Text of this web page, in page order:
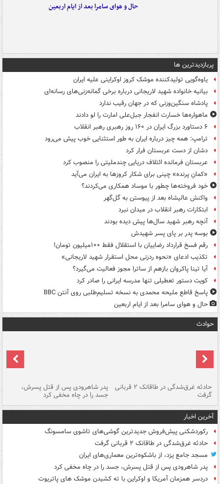
حال و هوای سامرا بعد از ایام اربعین
پربازدیدترین ها
یاوه‌گویی تولیدکننده موشک کروز اوکراینی علیه ایران
بیانیه خانواده شهید لاریجانی درباره برخی گمانه‌زنی‌های رسانه‌ای
پادشاه سنگین‌وزنی که در جهان رقیب ندارد
ماهواره‌ها خسارت انفجار جبل‌علی امارت را لو دادند
۶ دستاورد بزرگ ایران در ۱۶۰ روز رهبری رهبر انقلاب
ترامپ: همه چیز درباره ایران به طور استثنایی خوب پیش می‌رود
دشان از دست عربستان فرار کرد
عربستان فرمانده ائتلاف دریایی چندملیتی را منصوب کرد
«کمانِ پرنده» چینی برای شکار کروزها به ایران می‌آید
خود فروخته‌ها چطور با موساد همکاری می‌کردند؟
واکنش عالیشاه بعد از پیوستن به گل‌گهر
ابتکارات رهبر انقلاب در میدان نبرد
آنچه رهبر شهید سال‌ها پیش دیده بودند
بوسه‌ پدر بر پای پسر شهیدش
رقم فسخ قرارداد رضاییان با استقلال فقط ۱۰۰میلیون تومان!
تکذیب ادعای «نحوه ردزنی محل استقرار شهید لاریجانی»
آیا تینا پاکروان بازهم از ساترا مجوز فعالیت می‌گیرد؟
کویت دستور تعطیلی تنها مدرسه ایرانی را صادر کرد
پاسخ قاطع ملیحه محمدی به نسخه تسلیم‌طلبی روی آنتن BBC
حال و هوای سامرا بعد از ایام اربعین
حوادث
حادثه غرق‌شدگی در طاقانک ۲ قربانی
گرفت
پدر شاهرودی پس از قتل پسرش،
جسد را در چاه مخفی کرد
آخرین اخبار
رکوردشکنی پیش‌فروش جدیدترین گوشی‌های تاشوی سامسونگ
حادثه غرق‌شدگی در طاقانک ۲ قربانی گرفت
مسجد جامع یزد، از باشکوه‌ترین معماری‌های ایران
پدر شاهرودی پس از قتل پسرش، جسد را در چاه مخفی کرد
دردسر همزمان آمریکا و اوکراین با ته کشیدن موشک های پاتریوت